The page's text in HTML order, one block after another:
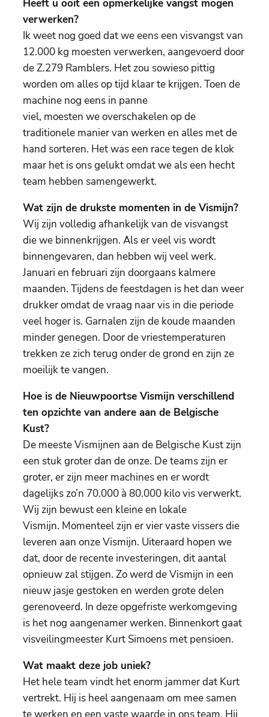
Heeft u ooit een opmerkelijke vangst mogen
verwerken?
Ik weet nog goed dat we eens een visvangst van
12.000 kg moesten verwerken, aangevoerd door
de Z.279 Ramblers. Het zou sowieso pittig
worden om alles op tijd klaar te krijgen. Toen de
machine nog eens in panne
viel, moesten we overschakelen op de
traditionele manier van werken en alles met de
hand sorteren. Het was een race tegen de klok
maar het is ons gelukt omdat we als een hecht
team hebben samengewerkt.
Wat zijn de drukste momenten in de Vismijn?
Wij zijn volledig afhankelijk van de visvangst
die we binnenkrijgen. Als er veel vis wordt
binnengevaren, dan hebben wij veel werk.
Januari en februari zijn doorgaans kalmere
maanden. Tijdens de feestdagen is het dan weer
drukker omdat de vraag naar vis in die periode
veel hoger is. Garnalen zijn de koude maanden
minder genegen. Door de vriestemperaturen
trekken ze zich terug onder de grond en zijn ze
moeilijk te vangen.
Hoe is de Nieuwpoortse Vismijn verschillend
ten opzichte van andere aan de Belgische
Kust?
De meeste Vismijnen aan de Belgische Kust zijn
een stuk groter dan de onze. De teams zijn er
groter, er zijn meer machines en er wordt
dagelijks zo’n 70.000 à 80.000 kilo vis verwerkt.
Wij zijn bewust een kleine en lokale
Vismijn. Momenteel zijn er vier vaste vissers die
leveren aan onze Vismijn. Uiteraard hopen we
dat, door de recente investeringen, dit aantal
opnieuw zal stijgen. Zo werd de Vismijn in een
nieuw jasje gestoken en werden grote delen
gerenoveerd. In deze opgefriste werkomgeving
is het nog aangenamer werken. Binnenkort gaat
visveilingmeester Kurt Simoens met pensioen.
Wat maakt deze job uniek?
Het hele team vindt het enorm jammer dat Kurt
vertrekt. Hij is heel aangenaam om mee samen